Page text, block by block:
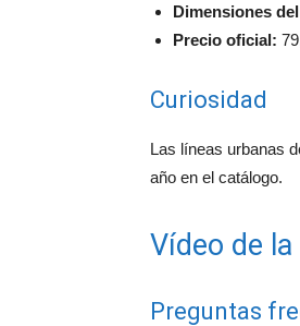
Dimensiones
Precio oficial:
Curiosidad
Las líneas urbanas
año en el catálogo.
Vídeo de
Preguntas